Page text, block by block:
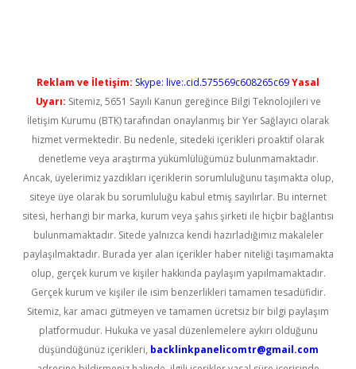
Reklam ve İletişim: Skype: live:.cid.575569c608265c69Yasal
Uyarı: Sitemiz, 5651 Sayılı Kanun gereğince Bilgi Teknolojileri ve
İletişim Kurumu (BTK) tarafından onaylanmış bir Yer Sağlayıcı olarak
hizmet vermektedir. Bu nedenle, sitedeki içerikleri proaktif olarak
denetleme veya araştırma yükümlülüğümüz bulunmamaktadır.
Ancak, üyelerimiz yazdıkları içeriklerin sorumluluğunu taşımakta olup,
siteye üye olarak bu sorumluluğu kabul etmiş sayılırlar. Bu internet
sitesi, herhangi bir marka, kurum veya şahıs şirketi ile hiçbir bağlantısı
bulunmamaktadır. Sitede yalnızca kendi hazırladığımız makaleler
paylaşılmaktadır. Burada yer alan içerikler haber niteliği taşımamakta
olup, gerçek kurum ve kişiler hakkında paylaşım yapılmamaktadır.
Gerçek kurum ve kişiler ile isim benzerlikleri tamamen tesadüfidir.
Sitemiz, kar amacı gütmeyen ve tamamen ücretsiz bir bilgi paylaşım
platformudur. Hukuka ve yasal düzenlemelere aykırı olduğunu
düşündüğünüz içerikleri, backlinkpanelicomtr@gmail.com